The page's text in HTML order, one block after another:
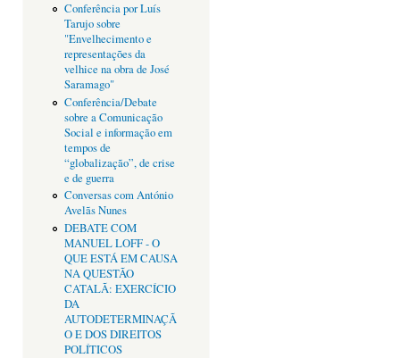
Conferência por Luís
Tarujo sobre
"Envelhecimento e
representações da
velhice na obra de José
Saramago"
Conferência/Debate
sobre a Comunicação
Social e informação em
tempos de
“globalização”, de crise
e de guerra
Conversas com António
Avelãs Nunes
DEBATE COM
MANUEL LOFF - O
QUE ESTÁ EM CAUSA
NA QUESTÃO
CATALÃ: EXERCÍCIO
DA
AUTODETERMINAÇÃ
O E DOS DIREITOS
POLÍTICOS